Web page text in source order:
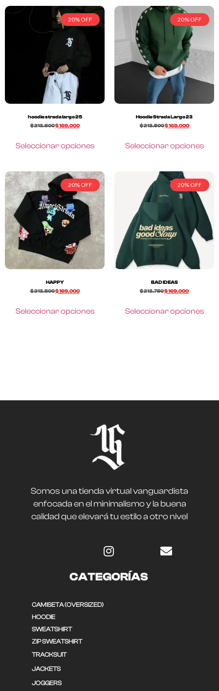
20% OFF
hoodie strada largo 25
$213.500$169.000
Seleccionar opciones
20% OFF
Hoodie Strada Largo 23
$213.500$169.000
Seleccionar opciones
20% OFF
HAPPY
$213.500$169.000
Seleccionar opciones
20% OFF
BAD IDEAS
$213.750$169.000
Seleccionar opciones
Somos una tienda virtual vanguardista
enfocada en el minimalismo y la buena
calidad que elevará tu estilo a otro nivel
CATEGORÍAS
CAMISETA (OVERSIZED)
HOODIE
SWEATSHIRT
ZIP SWEATSHIRT
TRACKSUIT
JACKETS
JOGGERS